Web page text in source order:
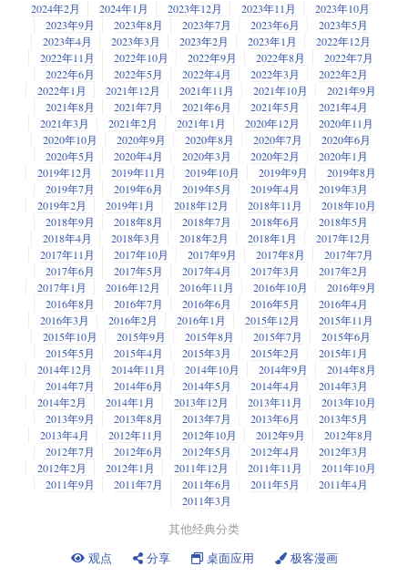
2024年2月 2024年1月 2023年12月 2023年11月
2023年10月
2023年9月
2023年8月 2023年7月 2023年6月
2023年5月
2023年4月
2023年3月 2023年2月 2023年1月
2022年12月
2022年11月
2022年10月 2022年9月 2022年8月
2022年7月
2022年6月
2022年5月 2022年4月 2022年3月
2022年2月
2022年1月
2021年12月 2021年11月 2021年10月
2021年9月
2021年8月
2021年7月 2021年6月 2021年5月
2021年4月
2021年3月
2021年2月 2021年1月 2020年12月
2020年11月
2020年10月
2020年9月 2020年8月 2020年7月
2020年6月
2020年5月
2020年4月 2020年3月 2020年2月
2020年1月
2019年12月
2019年11月 2019年10月 2019年9月
2019年8月
2019年7月
2019年6月 2019年5月 2019年4月
2019年3月
2019年2月
2019年1月 2018年12月 2018年11月
2018年10月
2018年9月
2018年8月 2018年7月 2018年6月
2018年5月
2018年4月
2018年3月 2018年2月 2018年1月
2017年12月
2017年11月
2017年10月 2017年9月 2017年8月
2017年7月
2017年6月
2017年5月 2017年4月 2017年3月
2017年2月
2017年1月
2016年12月 2016年11月 2016年10月
2016年9月
2016年8月
2016年7月 2016年6月 2016年5月
2016年4月
2016年3月
2016年2月 2016年1月 2015年12月
2015年11月
2015年10月
2015年9月 2015年8月 2015年7月
2015年6月
2015年5月
2015年4月 2015年3月 2015年2月
2015年1月
2014年12月
2014年11月 2014年10月 2014年9月
2014年8月
2014年7月
2014年6月 2014年5月 2014年4月
2014年3月
2014年2月
2014年1月 2013年12月 2013年11月
2013年10月
2013年9月
2013年8月 2013年7月 2013年6月
2013年5月
2013年4月
2012年11月 2012年10月 2012年9月
2012年8月
2012年7月
2012年6月 2012年5月 2012年4月
2012年3月
2012年2月
2012年1月 2011年12月 2011年11月
2011年10月
2011年9月
2011年7月 2011年6月 2011年5月
2011年4月
2011年3月
其他经典分类
观点
分享 桌面应用 极客漫画